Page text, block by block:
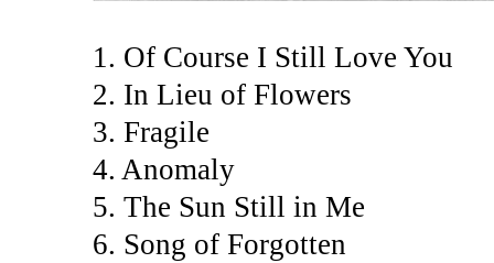
1. Of Course I Still Love You
2. In Lieu of Flowers
3. Fragile
4. Anomaly
5. The Sun Still in Me
6. Song of Forgotten